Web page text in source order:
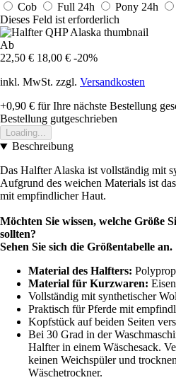
Cob
Full 24h Pony 24h
Dieses Feld ist erforderlich
Ab
22,50 € 18,00 € -20%
inkl. MwSt. zzgl. Versandkosten
+0,90 € für Ihre nächste Bestellung
Bestellung gutgeschrieben
Loading...
Beschreibung
Das Halfter Alaska ist vollständig mit
Aufgrund des weichen Materials ist
mit empfindlicher Haut.
Möchten Sie wissen, welche Größe
sollten?
Sehen Sie sich die Größentabelle an.
Material des Halfters:
Material für Kurzwaren:
Vollständig mit synthetischer
Praktisch für Pferde mit
Kopfstück auf beiden Seiten
Bei 30 Grad in der
Halfter in einem Wäschesack.
keinen Weichspüler und
Wäschetrockner.